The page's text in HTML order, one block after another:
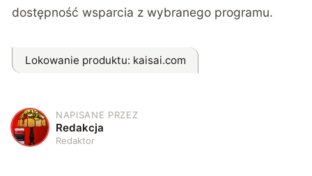
dostępność wsparcia z wybranego programu.
Lokowanie produktu: kaisai.com
R
NAPISANE PRZEZ
Redakcja
Redaktor